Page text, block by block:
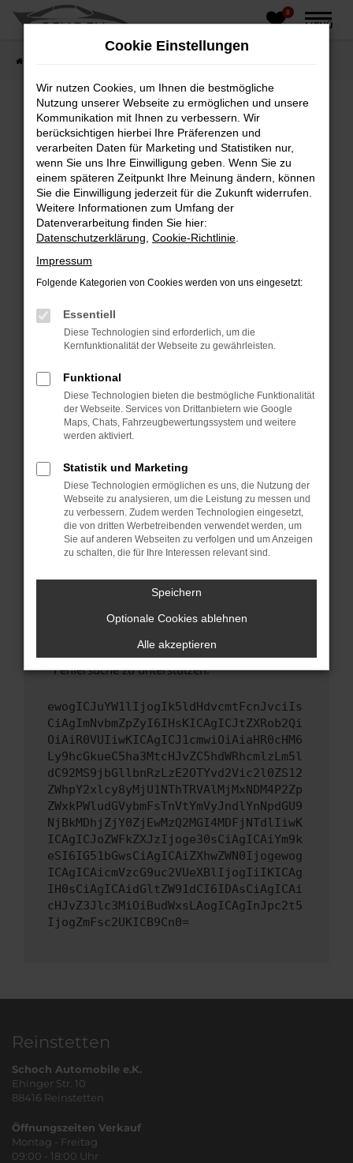
Zum
0
MENÜ
Fehler: Network Error
Beim Laden ist ein Fehler aufgetreten.
Hier sind ein paar Tipps, die dir helfen können:
Überprüfe deine Firewall und deine
Internetverbindung.
Laden andere Webseiten, zum Beispiel deine
Suchmaschine?
Prüfe deine Browsererweiterungen.
können das Laden bestimmter Seiten
verhindern. Funktioniert die Seite in einem
Fenster?
Starte dein Gerät neu.
Das kann manchmal helfen, vorübergehende
Probleme zu beheben.
Betriebssystem auf dem neuesten Stand
sind.
Veraltete Software birgt nicht nur ein
Sicherheitsrisiko, sondern kann auch dazu
führen, dass bestimmte Funktionen nicht mehr
unterstützt werden.
Wende dich an den Webseitenbetreiber.
Wenn du alle oben genannten Schritte versucht
hast, kontaktiere uns bitte. Wir werden
uns diesen Text schicken, um uns bei der
Fehlersuche zu unterstützen:
ewogICJuYW1lIjogIk5ldHdvcmtFcnJvciIs
CiAgImNvbmZpZyI6IHsKICAgICJtZXRob2Qi
OiAiR0VUIiwKICAgICJ1cmwiOiAiaHR0cHM6
Ly9hcGkueC5ha3MtcHJvZC5hdWRhcmlzLm5l
dC92MS9jbGllbnRzLzE2OTYvd2Vic2l0ZS12
ZWhpY2xlcy8yMjU1NThTRVAlMjMxNDM4P2Zp
ZWxkPWludGVybmFsTnVtYmVyJndlYnNpdGU9
NjBkMDhjZjY0ZjEwMzQ2MGI4MDFjNTdlIiwK
ICAgICJoZWFkZXJzIjoge30sCiAgICAiYm9k
eSI6IG51bGwsCiAgICAiZXhwZWN0Ijogewog
ICAgICAicmVzcG9uc2VUeXBlIjogIiIKICAg
IH0sCiAgICAidGltZW91dCI6IDAsCiAgICAi
cHJvZ3Jlc3MiOiBudWxsLAogICAgInJpc2t5
IjogZmFsc2UKICB9Cn0=
Reinstetten
Schoch Automobile e.K.
Ehinger Str. 10
88416 Reinstetten
Öffnungszeiten Verkauf
Montag - Freitag
09:00 - 18:00 Uhr
Cookie Einstellungen
Wir nutzen Cookies, um Ihnen die bestmögliche
Nutzung unserer Webseite zu ermöglichen und unsere
Kommunikation mit Ihnen zu verbessern. Wir
berücksichtigen hierbei Ihre Präferenzen und
verarbeiten Daten für Marketing und Statistiken nur,
wenn Sie uns Ihre Einwilligung geben. Wenn Sie zu
einem späteren Zeitpunkt Ihre Meinung ändern, können
Sie die Einwilligung jederzeit für die Zukunft widerrufen.
Weitere Informationen zum Umfang der
Datenverarbeitung finden Sie hier:
Datenschutzerklärung Cookie-Richtlinie
Impressum
Folgende Kategorien von Cookies werden von uns eingesetzt:
Essentiell
Diese Technologien sind erforderlich, um die
Kernfunktionalität der Webseite zu gewährleisten.
Funktional
Diese Technologien bieten die bestmögliche Funktionalität
der Webseite. Services von Drittanbietern wie Google
Maps, Chats, Fahrzeugbewertungssystem und weitere
werden aktiviert.
Statistik und Marketing
Diese Technologien ermöglichen es uns, die Nutzung der
Webseite zu analysieren, um die Leistung zu messen und
zu verbessern. Zudem werden Technologien eingesetzt,
die von dritten Werbetreibenden verwendet werden, um
Sie auf anderen Webseiten zu verfolgen und um Anzeigen
zu schalten, die für Ihre Interessen relevant sind.
Speichern
Optionale Cookies ablehnen
Alle akzeptieren